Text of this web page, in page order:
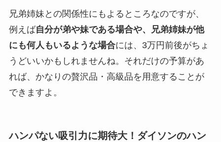
兄弟姉妹との関係性にもよるところなのですが、
例えば自分が弟や妹である場合や、兄弟姉妹が他
にも何人もいるような場合には、3万円前後がちょ
うどいいかもしれませんね。それだけの予算があ
れば、かなりの贅沢品・高級品を用意することが
できますよ。
ハンパない吸引力に期待大！ダイソンのハン